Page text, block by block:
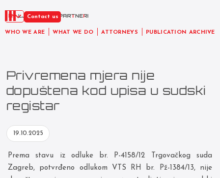
WHO WE ARE WHAT WE DO ATTORNEYS PUBLICATION ARCHIVE
EN Contact us
Privremena mjera nije
dopuštena kod upisa u sudski
registar
19.10.2025
Prema stavu iz odluke br. P-4158/12 Trgovačkog suda
Zagreb, potvrđeno odlukom VTS RH br. Pž-1384/13, nije